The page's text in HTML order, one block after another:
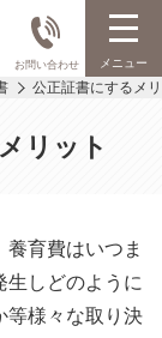
お問い合わせ メニュー
公正証書にするメ
リット
育費はいつま
生しどのように
等様々な取り決